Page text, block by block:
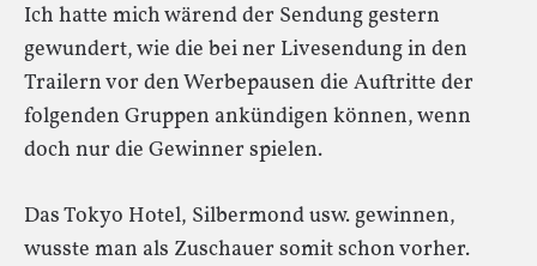
Ich hatte mich wärend der Sendung gestern
gewundert, wie die bei ner Livesendung in den
Trailern vor den Werbepausen die Auftritte der
folgenden Gruppen ankündigen können, wenn
doch nur die Gewinner spielen.
Das Tokyo Hotel, Silbermond usw. gewinnen,
wusste man als Zuschauer somit schon vorher.